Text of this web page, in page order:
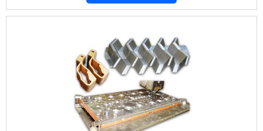
qualquer peça. Esse método conta com o grande